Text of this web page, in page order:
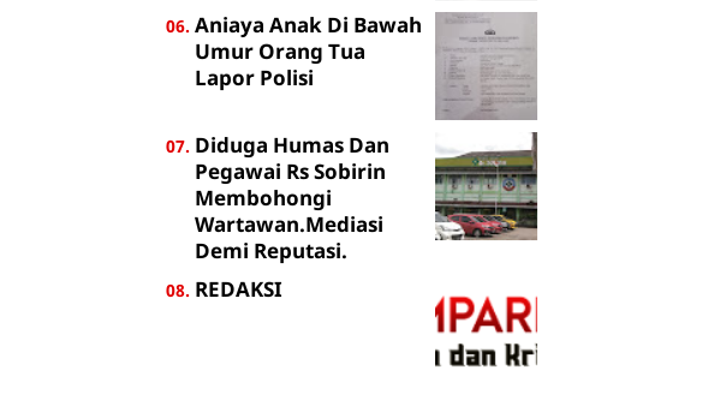
Aniaya Anak Di Bawah
Umur Orang Tua
Lapor Polisi
Diduga Humas Dan
Pegawai Rs Sobirin
Membohongi
Wartawan.Mediasi
Demi Reputasi.
REDAKSI